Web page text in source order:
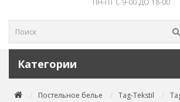
ПН-ПТ С 9-00 ДО 18-00
Категории
Постельное белье Tag-Tekstil